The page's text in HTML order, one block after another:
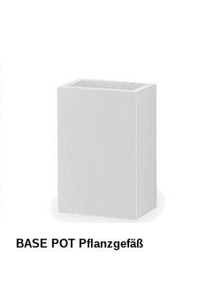
BASE POT Pflanzgefäß